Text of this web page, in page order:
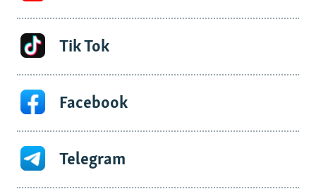
Tik Tok
Facebook
Telegram